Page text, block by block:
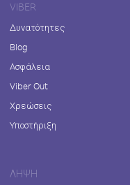
VIBER
Δυνατότητες
Blog
Ασφάλεια
Viber Out
Χρεώσεις
Υποστήριξη
ΛΉΨΗ